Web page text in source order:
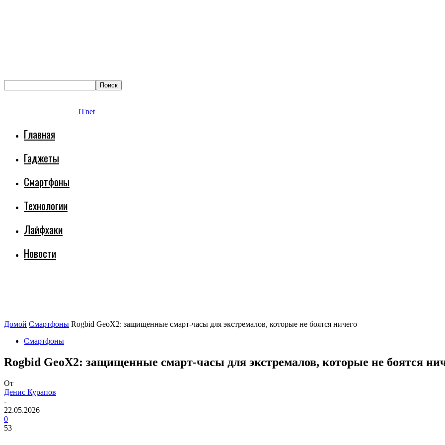
ITnet
Главная
Гаджеты
Смартфоны
Технологии
Лайфхаки
Новости
Домой Смартфоны Rogbid GeoX2: защищенные смарт-часы для экстремалов, которые не боятся ничего
Смартфоны
Rogbid GeoX2: защищенные смарт-часы для экстремалов, которые не боятся
От
Денис Курапов
-
22.05.2026
0
53